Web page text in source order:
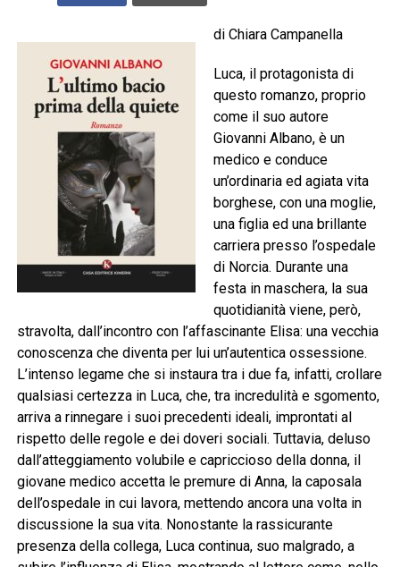
di Chiara Campanella
Luca, il protagonista di
questo romanzo, proprio
come il suo autore
Giovanni Albano, è un
medico e conduce
un’ordinaria ed agiata vita
borghese, con una moglie,
una figlia ed una brillante
carriera presso l’ospedale
di Norcia. Durante una
festa in maschera, la sua
quotidianità viene, però,
stravolta, dall’incontro con l’affascinante Elisa: una vecchia
conoscenza che diventa per lui un’autentica ossessione.
L’intenso legame che si instaura tra i due fa, infatti, crollare
qualsiasi certezza in Luca, che, tra incredulità e sgomento,
arriva a rinnegare i suoi precedenti ideali, improntati al
rispetto delle regole e dei doveri sociali. Tuttavia, deluso
dall’atteggiamento volubile e capriccioso della donna, il
giovane medico accetta le premure di Anna, la caposala
dell’ospedale in cui lavora, mettendo ancora una volta in
discussione la sua vita. Nonostante la rassicurante
presenza della collega, Luca continua, suo malgrado, a